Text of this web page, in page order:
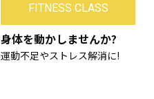
FITNESS CLASS
身体を動かしませんか?
運動不足やストレス解消に!